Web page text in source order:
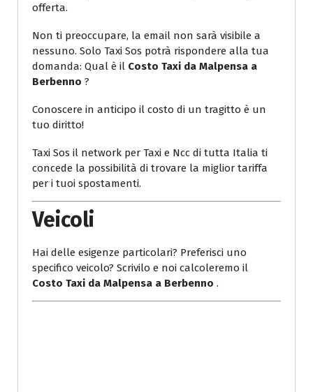
offerta.
Non ti preoccupare, la email non sarà visibile a
nessuno. Solo Taxi Sos potrà rispondere alla tua
domanda: Qual è il Costo Taxi da Malpensa a
Berbenno ?
Conoscere in anticipo il costo di un tragitto è un
tuo diritto!
Taxi Sos il network per Taxi e Ncc di tutta Italia ti
concede la possibilità di trovare la miglior tariffa
per i tuoi spostamenti.
Veicoli
Hai delle esigenze particolari? Preferisci uno
specifico veicolo? Scrivilo e noi calcoleremo il
Costo Taxi da Malpensa a Berbenno .